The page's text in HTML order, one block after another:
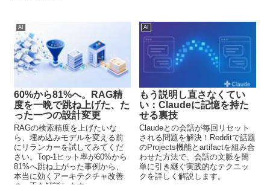
AI
60%から81%へ。RAG精
度を一晩で跳ね上げた、た
った一つの設計変更
RAGの検索精度を上げたいな
ら、埋め込みモデルを変える前
にリランカーを試してみてくだ
さい。Top-1ヒット率が60%から
81%へ跳ね上がった事例から、
本当に効くアーキテクチャ改善
の一手を解説します。
AI
もう説明し直さなくてい
い：Claudeに記憶を持た
せる裏技
Claudeとの会話が毎回リセット
される問題を解決！Redditで話題
のProjects機能とartifactを組み合
わせた方法で、会話の文脈を簡
単に引き継ぐ実践的なテクニッ
クを詳しく解説します。